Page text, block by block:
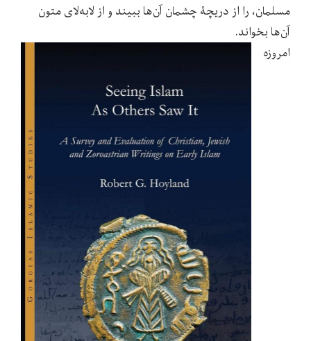
مسلمان، را از دریچۀ چشمان آن‌ها ببیند و از لابه‌لای متون
آن‌ها بخواند.
امروزه